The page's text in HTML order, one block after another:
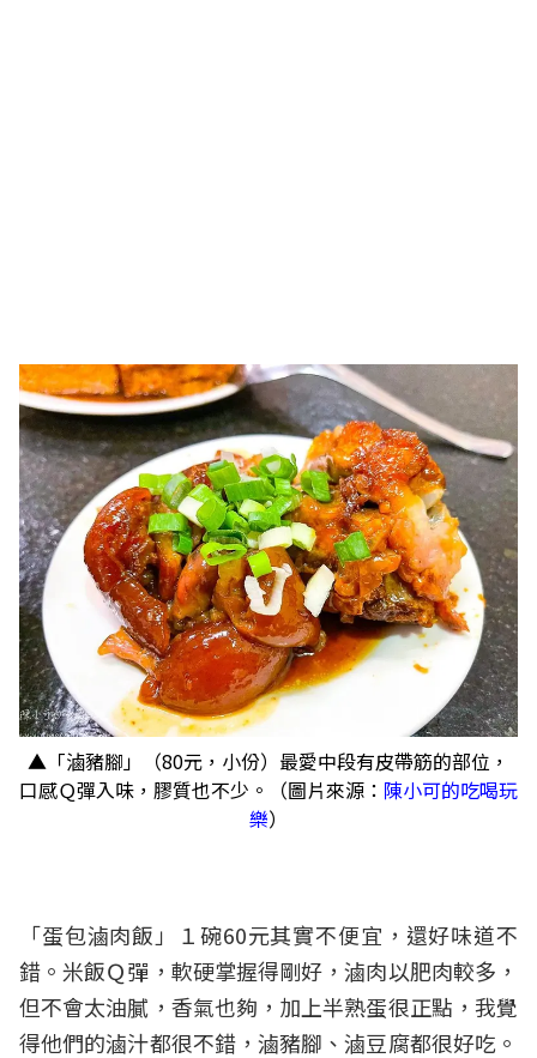
▲「滷豬腳」（80元，小份）最愛中段有皮帶筋的部位，
口感Ｑ彈入味，膠質也不少。（圖片來源： 陳小可的吃喝玩
樂）
「蛋包滷肉飯」１碗60元其實不便宜，還好味道不
錯。米飯Ｑ彈，軟硬掌握得剛好，滷肉以肥肉較多，
但不會太油膩，香氣也夠，加上半熟蛋很正點，我覺
得他們的滷汁都很不錯，滷豬腳、滷豆腐都很好吃。